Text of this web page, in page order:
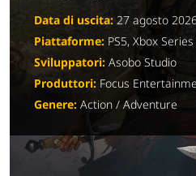
Data di uscita: 27 agosto
Piattaforme: PS5, Xbox Series
Sviluppatori: Asobo Studio
Produttori: Focus
Genere: Action / Adventure